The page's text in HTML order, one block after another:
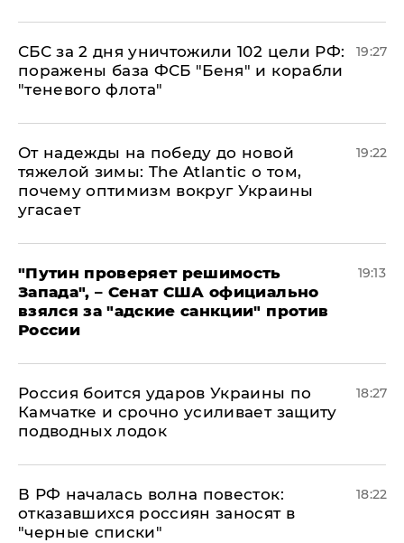
СБС за 2 дня уничтожили 102 цели РФ:
поражены база ФСБ "Беня" и корабли
"теневого флота"
19:27
От надежды на победу до новой
тяжелой зимы: The Atlantic о том,
почему оптимизм вокруг Украины
угасает
19:22
"Путин проверяет решимость
Запада", – Сенат США официально
взялся за "адские санкции" против
России
19:13
Россия боится ударов Украины по
Камчатке и срочно усиливает защиту
подводных лодок
18:27
​В РФ началась волна повесток:
отказавшихся россиян заносят в
"черные списки"
18:22